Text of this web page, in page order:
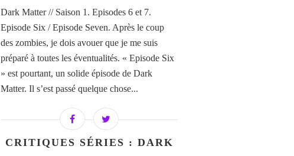
Dark Matter // Saison 1. Episodes 6 et 7.
Episode Six / Episode Seven. Après le coup
des zombies, je dois avouer que je me suis
préparé à toutes les éventualités. « Episode Six
» est pourtant, un solide épisode de Dark
Matter. Il s’est passé quelque chose...
CRITIQUES SÉRIES : DARK